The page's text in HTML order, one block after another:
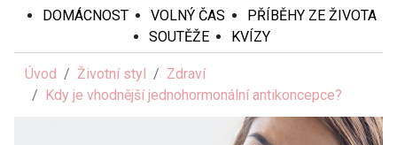
DOMÁCNOST
VOLNÝ ČAS
PŘÍBĚHY ZE ŽIVOTA
SOUTĚŽE
KVÍZY
Úvod Životní styl
Zdraví
Kdy je vhodnější jednohormonální antikoncepce?